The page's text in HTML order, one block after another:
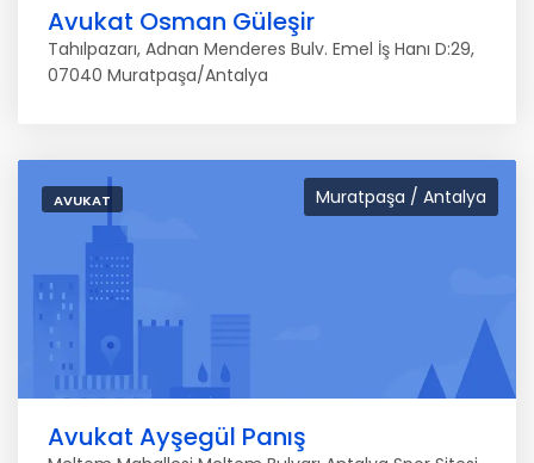
Avukat Osman Güleşir
Tahılpazarı, Adnan Menderes Bulv. Emel İş Hanı D:29,
07040 Muratpaşa/Antalya
Muratpaşa / Antalya
AVUKAT
Avukat Ayşegül Panış